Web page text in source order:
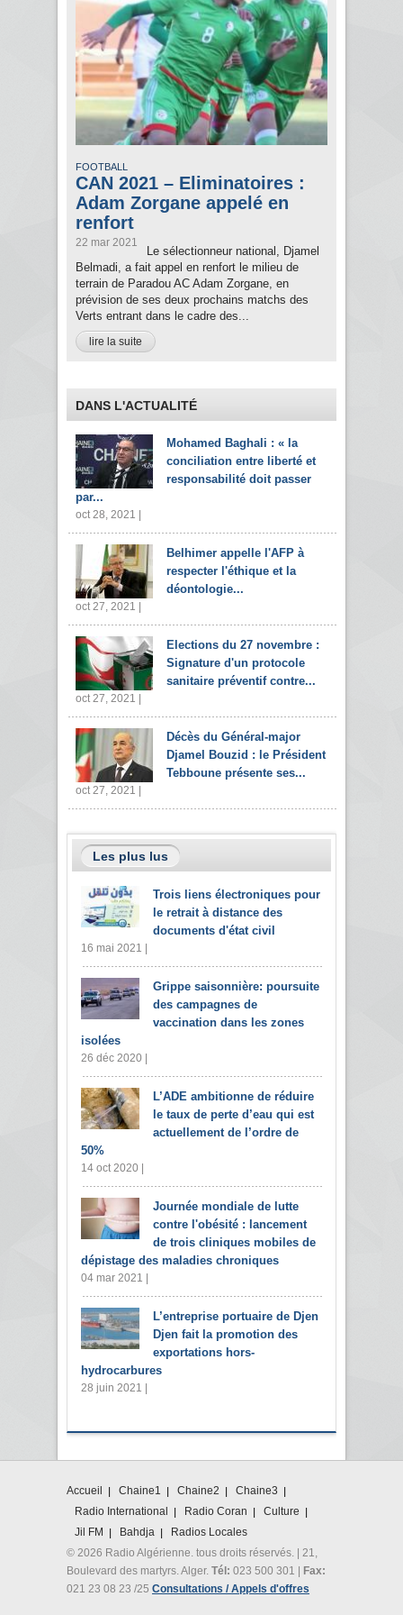
FOOTBALL
CAN 2021 – Eliminatoires :
Adam Zorgane appelé en
renfort
22 mar 2021
Le sélectionneur national, Djamel
Belmadi, a fait appel en renfort le milieu de
terrain de Paradou AC Adam Zorgane, en
prévision de ses deux prochains matchs des
Verts entrant dans le cadre des...
lire la suite
DANS L'ACTUALITÉ
Mohamed Baghali : « la
conciliation entre liberté et
responsabilité doit passer
par...
oct 28, 2021 |
Belhimer appelle l'AFP à
respecter l'éthique et la
déontologie...
oct 27, 2021 |
Elections du 27 novembre :
Signature d'un protocole
sanitaire préventif contre...
oct 27, 2021 |
Décès du Général-major
Djamel Bouzid : le Président
Tebboune présente ses...
oct 27, 2021 |
Les plus lus
Trois liens électroniques pour
le retrait à distance des
documents d'état civil
16 mai 2021 |
Grippe saisonnière: poursuite
des campagnes de
vaccination dans les zones
isolées
26 déc 2020 |
L’ADE ambitionne de réduire
le taux de perte d’eau qui est
actuellement de l’ordre de
50%
14 oct 2020 |
Journée mondiale de lutte
contre l'obésité : lancement
de trois cliniques mobiles de
dépistage des maladies chroniques
04 mar 2021 |
L’entreprise portuaire de Djen
Djen fait la promotion des
exportations hors-
hydrocarbures
28 juin 2021 |
Accueil Chaine1 Chaine2
Chaine3
Radio International
Radio Coran
Culture
Jil FM
Bahdja
Radios Locales
© 2026 Radio Algérienne. tous droits réservés. | 21,
Boulevard des martyrs. Alger. Tél: 023 500 301 |
Fax:
021 23 08 23 /25 Consultations / Appels d'offres